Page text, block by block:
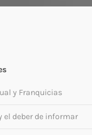
y Franquicias
el deber de informar